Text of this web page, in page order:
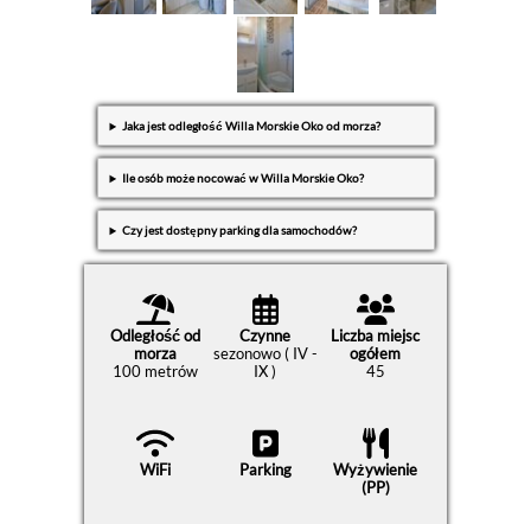
Jaka jest odległość Willa Morskie Oko od morza?
Ile osób może nocować w Willa Morskie Oko?
Czy jest dostępny parking dla samochodów?
Odległość od
morza
100 metrów
Czynne
sezonowo ( IV -
IX )
Liczba miejsc
ogółem
45
WiFi Parking
Wyżywienie
(PP)